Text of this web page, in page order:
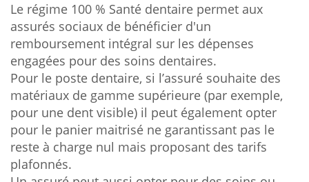
Le régime 100 % Santé dentaire permet aux
assurés sociaux de bénéficier d'un
remboursement intégral sur les dépenses
engagées pour des soins dentaires.
Pour le poste dentaire, si l’assuré souhaite des
matériaux de gamme supérieure (par exemple,
pour une dent visible) il peut également opter
pour le panier maitrisé ne garantissant pas le
reste à charge nul mais proposant des tarifs
plafonnés.